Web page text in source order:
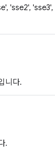
'sse2',
니다.
.